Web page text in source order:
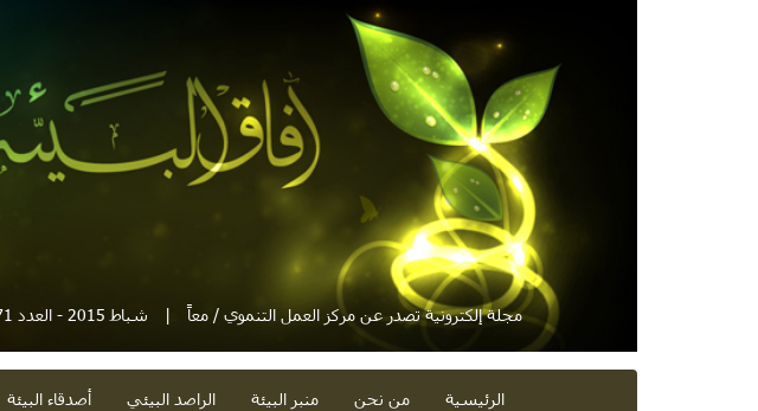
مجلة إلكترونية تصدر عن مركز العمل التنموي / معاً | شباط 2015 - العدد 71 (2015-02-01)
الرئيسية من نحن منبر البيئة الراصد البيئي أصدقاء البيئة